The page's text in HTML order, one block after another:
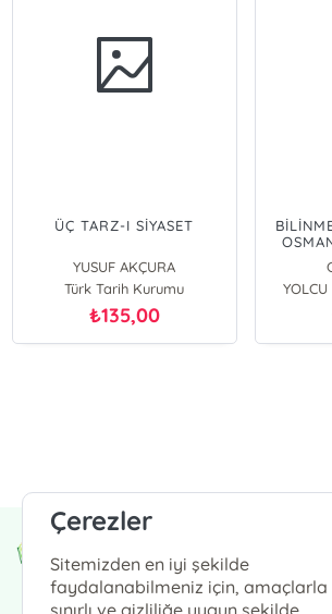
ÜÇ TARZ-I SİYASET
YUSUF AKÇURA
Türk Tarih Kurumu
₺135,00
YOLCU
13:00' a kadar verdiğiniz
kargoda.
Çerezler
Sitemizden en iyi şekilde
faydalanabilmeniz için, amaçlarla
sınırlı ve gizliliğe uygun şekilde